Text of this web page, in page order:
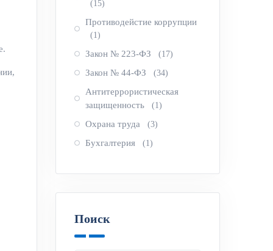
(15)
Противодейстие коррупции
(1)
Закон № 223-ФЗ (17)
Закон № 44-ФЗ (34)
Антитеррористическая
защищенность
(1)
Охрана труда (3)
Бухгалтерия (1)
Поиск